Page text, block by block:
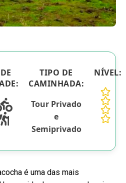
TIPO DE
CAMINHADA:
Tour Privado
e
Semiprivado
NÍVEL:
é uma das mais